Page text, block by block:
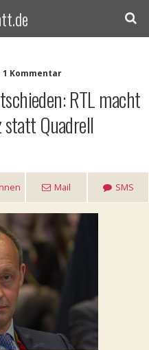
1 Kommentar
RTL macht
Quadrell
Mail SMS